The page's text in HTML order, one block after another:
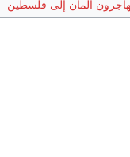
ألمان إلى فلسطين